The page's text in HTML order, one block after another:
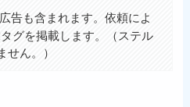
告も含まれます。依頼によ
グを掲載します。（ステル
せん。）